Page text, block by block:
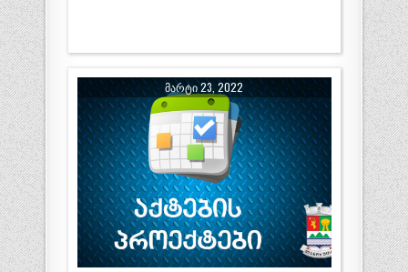
ᲛᲐᲠᲢᲘ 23, 2022